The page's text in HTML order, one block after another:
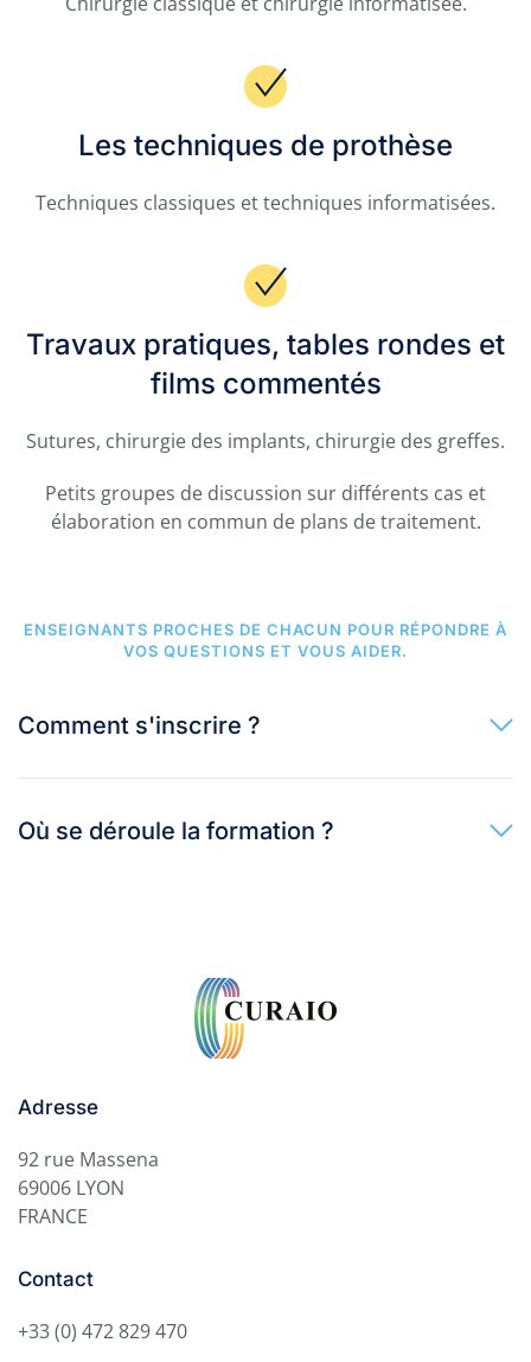
Les techniques de prothèse
Techniques classiques et techniques informatisées.
Travaux pratiques, tables rondes et
films commentés
Sutures, chirurgie des implants, chirurgie des greffes.
Petits groupes de discussion sur différents cas et
élaboration en commun de plans de traitement.
ENSEIGNANTS PROCHES DE CHACUN POUR RÉPONDRE À
VOS QUESTIONS ET VOUS AIDER.
Comment s'inscrire ?
Où se déroule la formation ?
Adresse
92 rue Massena
69006 LYON
FRANCE
Contact
+33 (0) 472 829 470